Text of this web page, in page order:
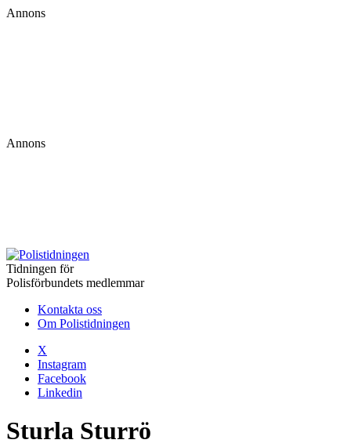
Annons
Annons
Tidningen för
Polisförbundets medlemmar
Kontakta oss
Om Polistidningen
X
Instagram
Facebook
Linkedin
Sturla Sturrö